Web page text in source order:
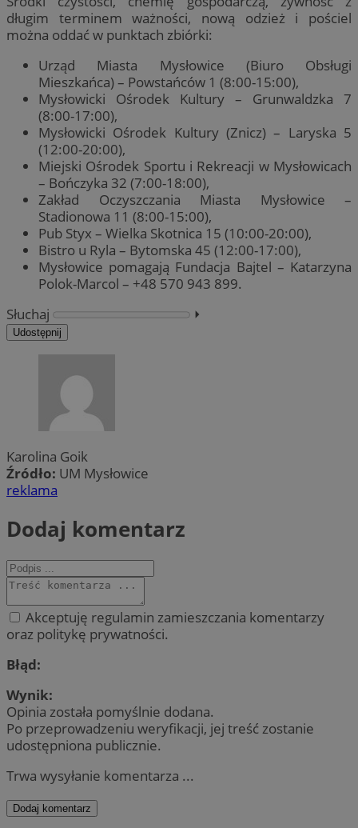
długim terminem ważności, nową odzież i pościel
można oddać w punktach zbiórki:
Urząd Miasta Mysłowice (Biuro Obsługi
Mieszkańca) – Powstańców 1 (8:00-15:00),
Mysłowicki Ośrodek Kultury – Grunwaldzka 7
(8:00-17:00),
Mysłowicki Ośrodek Kultury (Znicz) – Laryska 5
(12:00-20:00),
Miejski Ośrodek Sportu i Rekreacji w Mysłowicach
– Bończyka 32 (7:00-18:00),
Zakład Oczyszczania Miasta Mysłowice –
Stadionowa 11 (8:00-15:00),
Pub Styx – Wielka Skotnica 15 (10:00-20:00),
Bistro u Ryla – Bytomska 45 (12:00-17:00),
Mysłowice pomagają Fundacja Bajtel – Katarzyna
Polok-Marcol – +48 570 943 899.
Słuchaj
⏵︎
Udostępnij
Karolina Goik
Źródło: UM Mysłowice
reklama
Dodaj komentarz
Akceptuję regulamin zamieszczania komentarzy
oraz politykę prywatności.
Błąd:
Wynik:
Opinia została pomyślnie dodana.
Po przeprowadzeniu weryfikacji, jej treść zostanie
udostępniona publicznie.
Trwa wysyłanie komentarza ...
Dodaj komentarz